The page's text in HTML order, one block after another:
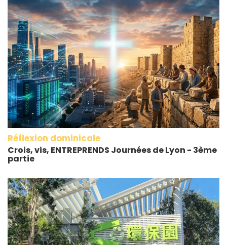
Réflexion dominicale
Crois, vis, ENTREPRENDS Journées de Lyon - 3ème
partie